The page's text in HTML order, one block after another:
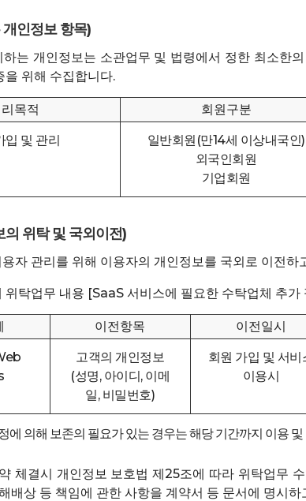
인정보 항목)
는 개인정보는 소관업무 및 법령에서 정한 최소한
을 위해 수집합니다.
목적 회원구분
입 및 관리
일반회원(만14세 이상내국인)
외국인회원
기업회원
위탁 및 국외이전)
자 관리를 위해 이용자의 개인정보를 국외로 이전
탁업무 내용 [SaaS 서비스에 필요한 수탁업체 추가
이전항목 이전일시
고객의 개인정보
(성명, 아이디, 이메
일, 비밀번호)
회원 가입 및 서비
이용시
에 의해 보존의 필요가 있는 경우는 해당 기간까지 이용 및
체결시 개인정보 보호법 제25조에 따라 위탁업무
배상 등 책임에 관한 사항을 계약서 등 문서에 명시